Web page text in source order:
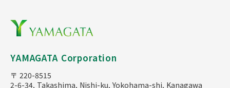
YAMAGATA Corporation
〒 220-8515
2-6-34, Takashima, Nishi-ku, Yokohama-shi, Kanagawa